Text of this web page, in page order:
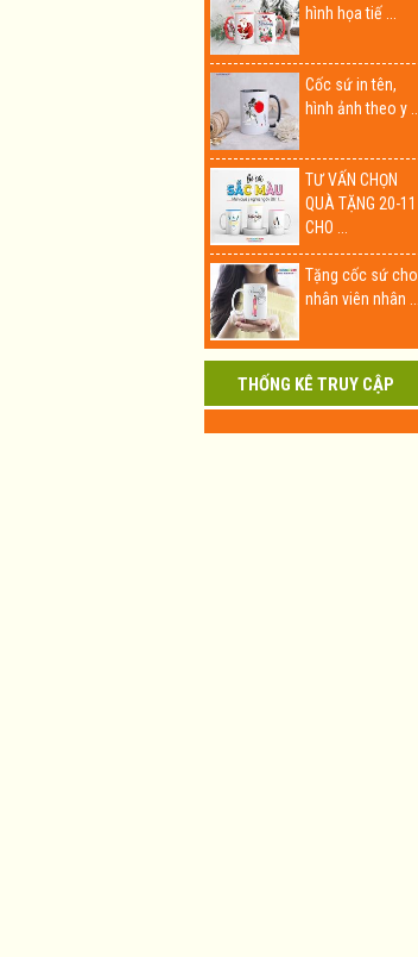
hình họa tiế ...
Cốc sứ in tên,
hình ảnh theo y ...
TƯ VẤN CHỌN
QUÀ TẶNG 20-11
CHO ...
Tặng cốc sứ cho
nhân viên nhân ...
THỐNG KÊ TRUY CẬP